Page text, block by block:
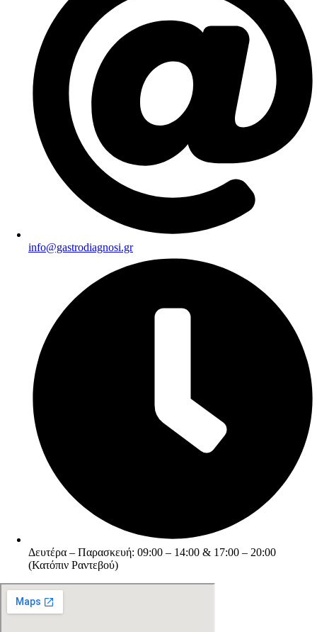
info@gastrodiagnosi.gr
Δευτέρα – Παρασκευή: 09:00 – 14:00 & 17:00 – 20:00
(Κατόπιν Ραντεβού)